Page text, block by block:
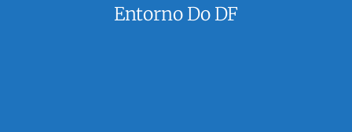
Entorno Do DF